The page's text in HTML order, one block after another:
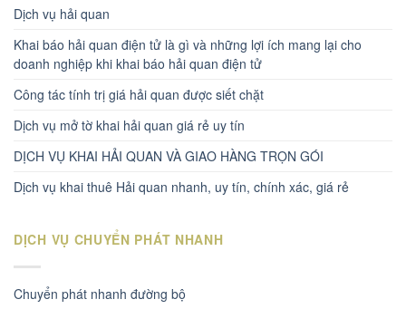
Dịch vụ hải quan
Khai báo hải quan điện tử là gì và những lợi ích mang lại cho
doanh nghiệp khi khai báo hải quan điện tử
Công tác tính trị giá hải quan được siết chặt
Dịch vụ mở tờ khai hải quan giá rẻ uy tín
DỊCH VỤ KHAI HẢI QUAN VÀ GIAO HÀNG TRỌN GÓI
Dịch vụ khai thuê Hải quan nhanh, uy tín, chính xác, giá rẻ
DỊCH VỤ CHUYỂN PHÁT NHANH
Chuyển phát nhanh đường bộ